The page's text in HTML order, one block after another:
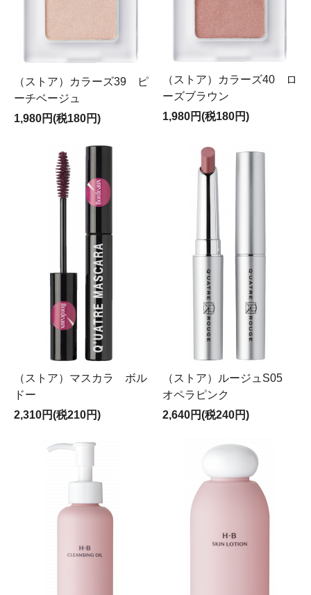
（ストア）カラーズ39 ピ
ーチベージュ
1,980円(税180円)
（ストア）カラーズ40 ロ
ーズブラウン
1,980円(税180円)
（ストア）マスカラ ボル
ドー
2,310円(税210円)
（ストア）ルージュS05
オペラピンク
2,640円(税240円)